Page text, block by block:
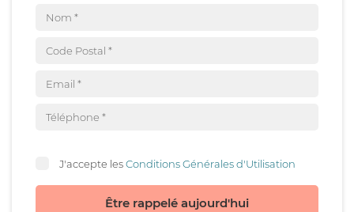
J'accepte lesConditions Générales d'Utilisation
Être rappelé aujourd'hui